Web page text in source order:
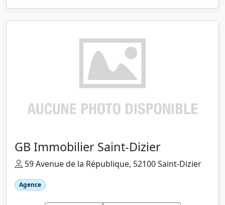
GB Immobilier Saint-Dizier
59 Avenue de la République, 52100 Saint-Dizier
Agence